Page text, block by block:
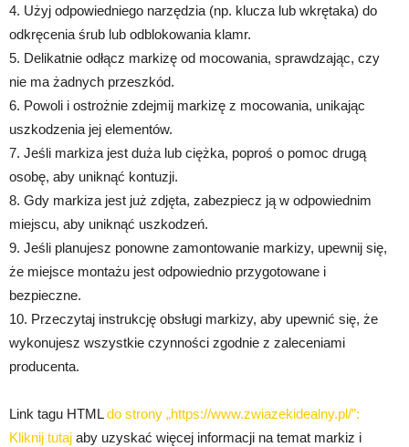
4. Użyj odpowiedniego narzędzia (np. klucza lub wkrętaka) do
odkręcenia śrub lub odblokowania klamr.
5. Delikatnie odłącz markizę od mocowania, sprawdzając, czy
nie ma żadnych przeszkód.
6. Powoli i ostrożnie zdejmij markizę z mocowania, unikając
uszkodzenia jej elementów.
7. Jeśli markiza jest duża lub ciężka, poproś o pomoc drugą
osobę, aby uniknąć kontuzji.
8. Gdy markiza jest już zdjęta, zabezpiecz ją w odpowiednim
miejscu, aby uniknąć uszkodzeń.
9. Jeśli planujesz ponowne zamontowanie markizy, upewnij się,
że miejsce montażu jest odpowiednio przygotowane i
bezpieczne.
10. Przeczytaj instrukcję obsługi markizy, aby upewnić się, że
wykonujesz wszystkie czynności zgodnie z zaleceniami
producenta.
Link tagu HTMLdo strony „https://www.zwiazekidealny.pl/”:
Kliknij tutaj aby uzyskać więcej informacji na temat markiz i